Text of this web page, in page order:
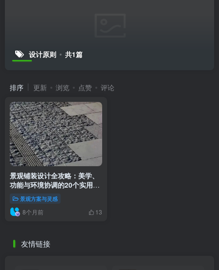
设计原则 共1篇
排序 更新 浏览 点赞 评论
景观铺装设计全攻略：美学、
功能与环境协调的20个实用技
巧
景观方案与灵感
8个月前 13
友情链接